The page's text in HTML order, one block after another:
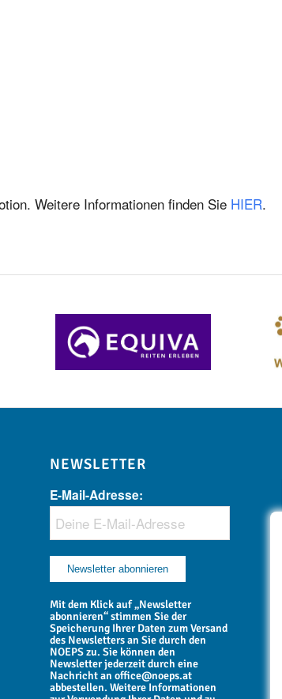
Weitere Informationen finden Sie HIER.
NEWSLETTER
E-Mail-Adresse:
Mit dem Klick auf „Newsletter
abonnieren“ stimmen Sie der
Speicherung Ihrer Daten zum Versand
des Newsletters an Sie durch den
NOEPS zu. Sie können den
Newsletter jederzeit durch eine
Nachricht an office@noeps.at
abbestellen. Weitere Informationen